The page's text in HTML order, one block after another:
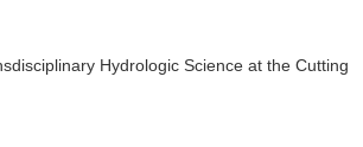
Hydrologic Science at the Cutting